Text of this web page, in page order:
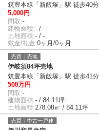
筑豊本線「新飯塚」駅 徒歩40分
5,000円
間取:-
建物面積:- / -
土地面積:- / -
敷金/礼金:0ヶ月/0ヶ月
売買｜売地
伊岐須84坪売地
筑豊本線「新飯塚」駅 徒歩41分
500万円
間取:-
建物面積:- / 84.11坪
土地面積:278.08㎡ / 84.11坪
売買｜中古一戸建